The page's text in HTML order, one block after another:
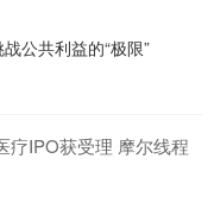
公共利益的“极限”
疗IPO获受理 摩尔线程